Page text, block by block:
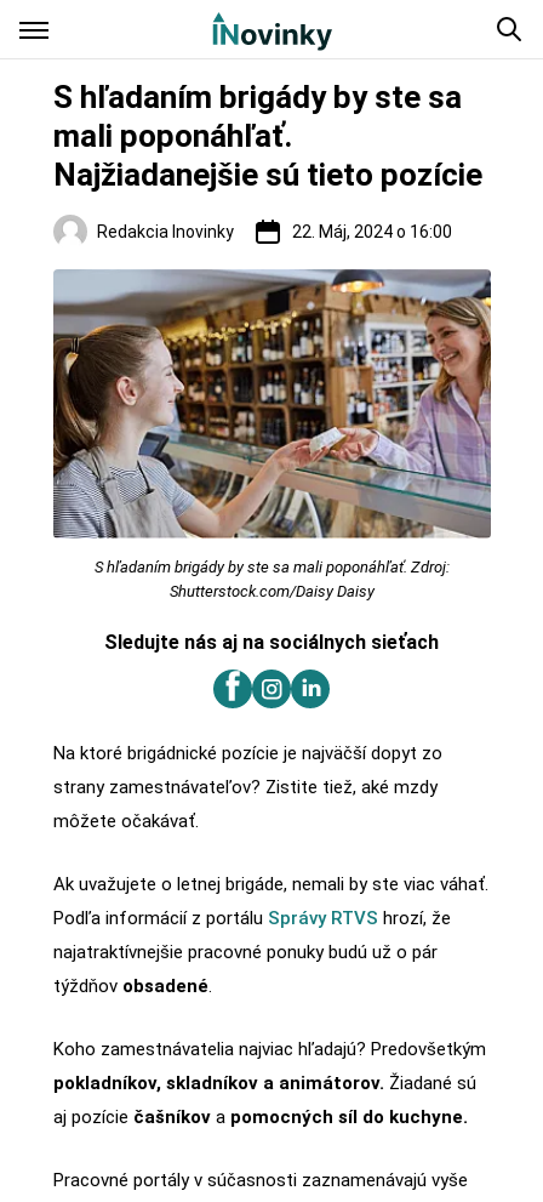
S hľadaním brigády by ste sa
mali poponáhľať.
Najžiadanejšie sú tieto pozície
Redakcia Inovinky 22. Máj, 2024 o 16:00
S hľadaním brigády by ste sa mali poponáhľať. Zdroj:
Shutterstock.com/Daisy Daisy
Sledujte nás aj na sociálnych sieťach
Na ktoré brigádnické pozície je najväčší dopyt zo
strany zamestnávateľov? Zistite tiež, aké mzdy
môžete očakávať.
Ak uvažujete o letnej brigáde, nemali by ste viac váhať.
Podľa informácií z portálu Správy RTVS hrozí, že
najatraktívnejšie pracovné ponuky budú už o pár
týždňov obsadené.
Koho zamestnávatelia najviac hľadajú? Predovšetkým
pokladníkov, skladníkov a animátorov. Žiadané sú
aj pozície čašníkova pomocných síl do kuchyne.
Pracovné portály v súčasnosti zaznamenávajú vyše